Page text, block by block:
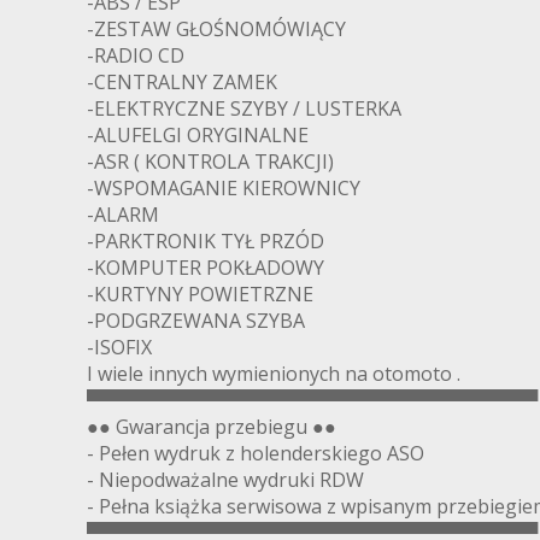
-ZESTAW GŁOŚNOMÓWIĄCY
-RADIO CD
-CENTRALNY ZAMEK
-ELEKTRYCZNE SZYBY / LUSTERKA
-ALUFELGI ORYGINALNE
-ASR ( KONTROLA TRAKCJI)
-WSPOMAGANIE KIEROWNICY
-ALARM
-PARKTRONIK TYŁ PRZÓD
-KOMPUTER POKŁADOWY
-KURTYNY POWIETRZNE
-PODGRZEWANA SZYBA
-ISOFIX
I wiele innych wymienionych na otomoto .
▀▀▀▀▀▀▀▀▀▀▀▀▀▀▀▀▀▀▀▀▀▀▀▀▀▀▀▀▀▀▀▀▀▀
●● Gwarancja przebiegu ●●
- Pełen wydruk z holenderskiego ASO
- Niepodważalne wydruki RDW
- Pełna książka serwisowa z wpisanym
▀▀▀▀▀▀▀▀▀▀▀▀▀▀▀▀▀▀▀▀▀▀▀▀▀▀▀▀▀▀▀▀▀▀